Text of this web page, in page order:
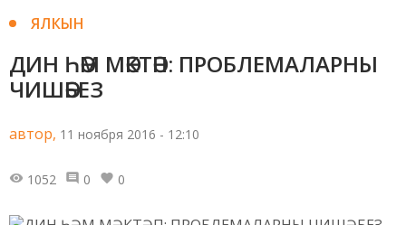
ЯЛКЫН
ДИН ҺӘМ МӘКТӘП: ПРОБЛЕМАЛАРНЫ
ЧИШӘБЕЗ
автор, 11 ноября 2016 - 12:10
1052 0 0